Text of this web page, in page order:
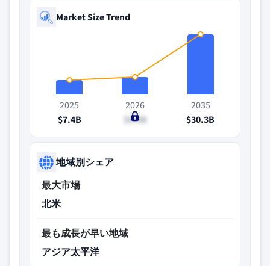
Market Size Trend
2025
$7.4B
2026
$8.8B
2035
$30.3B
地域別シェア
最大市場
北米
最も成長が早い地域
アジア太平洋